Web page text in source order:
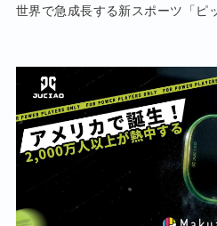
世界で急成長する新スポーツ「ピ